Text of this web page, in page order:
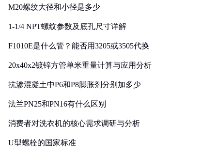
M20螺纹大径和小径是多少
1-1/4 NPT螺纹参数及底孔尺寸详解
F1010E是什么管？能否用3205或3505代换
20x40x2镀锌方管单米重量计算与应用分析
抗渗混凝土中P6和P8膨胀剂分别加多少
法兰PN25和PN16有什么区别
消费者对洗衣机的核心需求调研与分析
U型螺栓的国家标准